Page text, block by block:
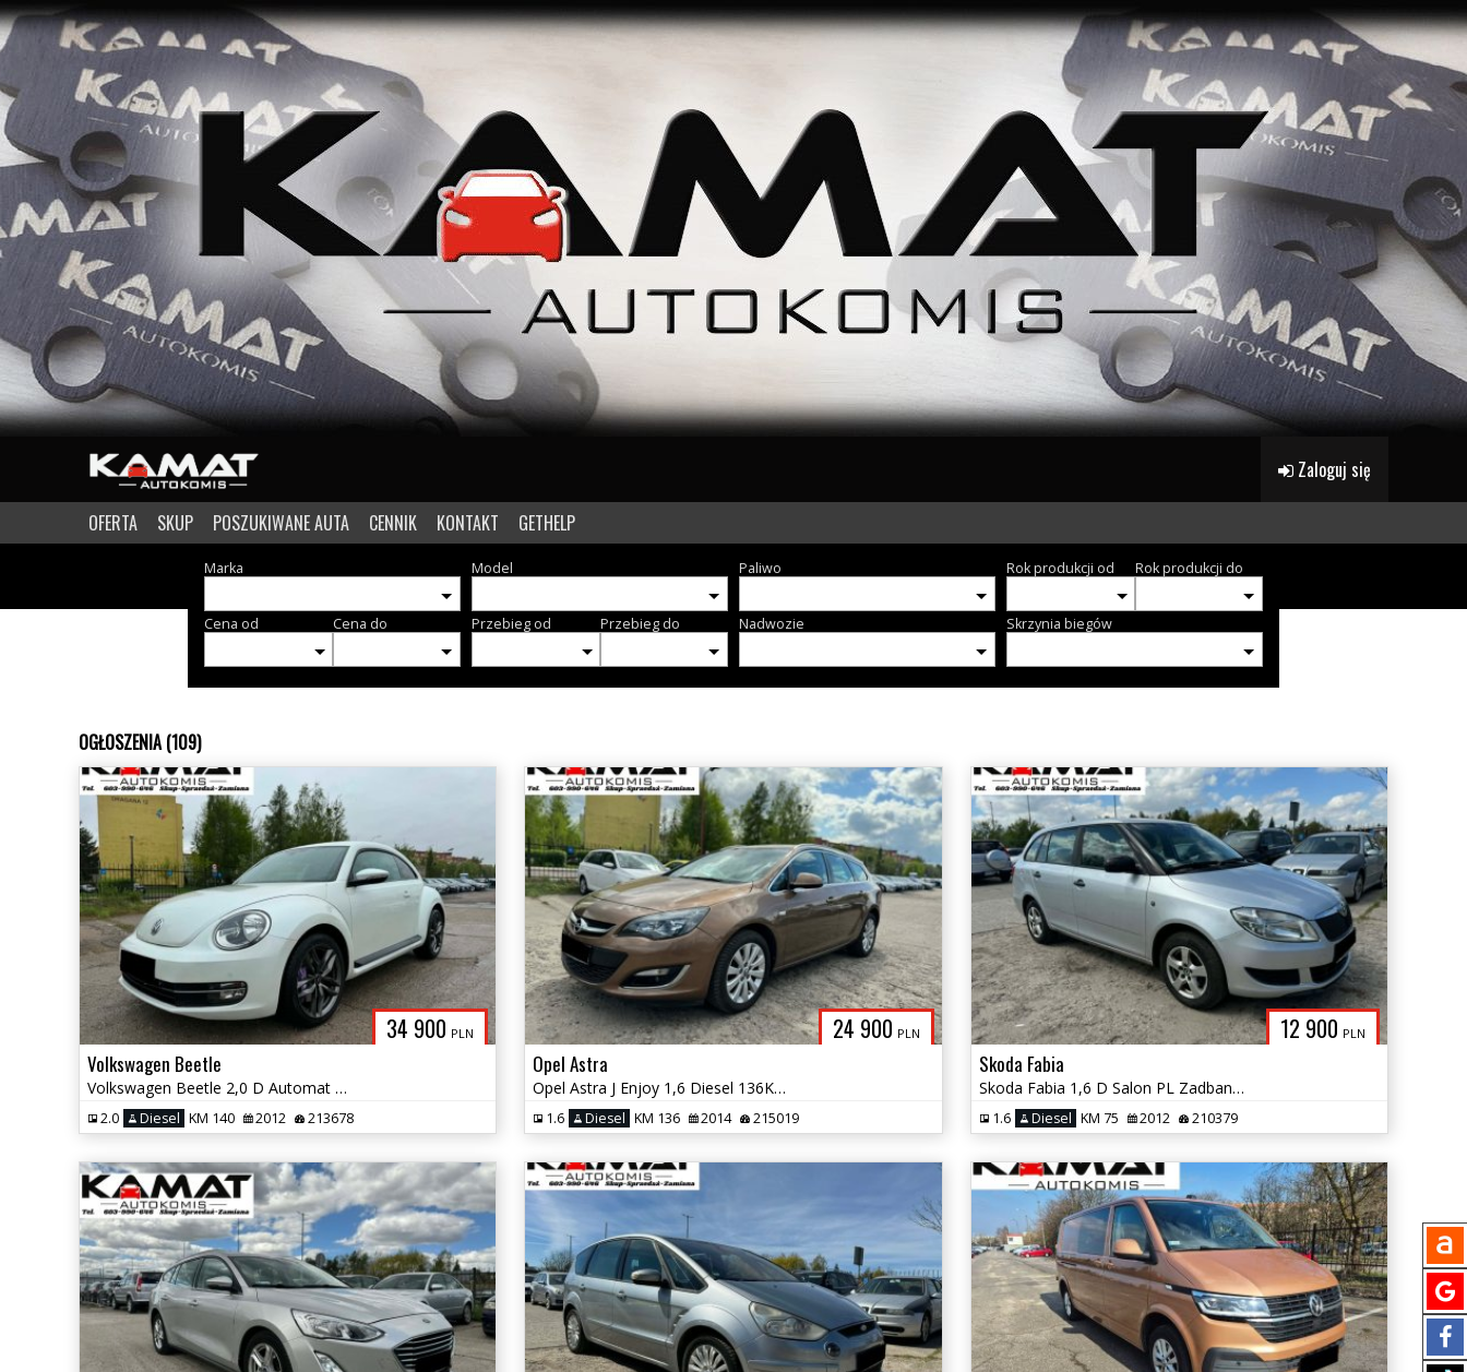
Zaloguj się
OFERTA SKUP POSZUKIWANE AUTA CENNIK KONTAKT GETHELP
Marka Model Paliwo Rok produkcji od Rok produkcji do
Cena od Cena do Przebieg od Przebieg do Nadwozie Skrzynia biegów
OGŁOSZENIA (109)
34 900 PLN
Volkswagen Beetle
Volkswagen Beetle 2,0 D Automat Bogata Wersja Zamiana
2.0 Diesel KM 140 2012 213678
24 900 PLN
Opel Astra
Opel Astra J Enjoy 1,6 Diesel 136KM Zamiana
1.6 Diesel KM 136 2014 215019
12 900 PLN
Skoda Fabia
Skoda Fabia 1,6 D Salon PL Zadbana Zamiana
1.6 Diesel KM 75 2012 210379